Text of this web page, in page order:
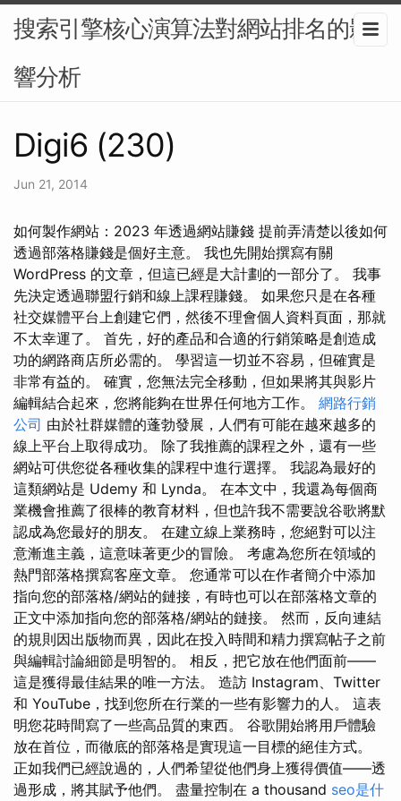
搜索引擎核心演算法對網站排名的影
響分析
Digi6 (230)
Jun 21, 2014
如何製作網站：2023 年透過網站賺錢 提前弄清楚以後如何
透過部落格賺錢是個好主意。 我也先開始撰寫有關
WordPress 的文章，但這已經是大計劃的一部分了。 我事
先決定透過聯盟行銷和線上課程賺錢。 如果您只是在各種
社交媒體平台上創建它們，然後不理會個人資料頁面，那就
不太幸運了。 首先，好的產品和合適的行銷策略是創造成
功的網路商店所必需的。 學習這一切並不容易，但確實是
非常有益的。 確實，您無法完全移動，但如果將其與影片
編輯結合起來，您將能夠在世界任何地方工作。 網路行銷
公司 由於社群媒體的蓬勃發展，人們有可能在越來越多的
線上平台上取得成功。 除了我推薦的課程之外，還有一些
網站可供您從各種收集的課程中進行選擇。 我認為最好的
這類網站是 Udemy 和 Lynda。 在本文中，我還為每個商
業機會推薦了很棒的教育材料，但也許我不需要說谷歌將默
認成為您最好的朋友。 在建立線上業務時，您絕對可以注
意漸進主義，這意味著更少的冒險。 考慮為您所在領域的
熱門部落格撰寫客座文章。 您通常可以在作者簡介中添加
指向您的部落格/網站的鏈接，有時也可以在部落格文章的
正文中添加指向您的部落格/網站的鏈接。 然而，反向連結
的規則因出版物而異，因此在投入時間和精力撰寫帖子之前
與編輯討論細節是明智的。 相反，把它放在他們面前——
這是獲得最佳結果的唯一方法。 造訪 Instagram、Twitter
和 YouTube，找到您所在行業的一些有影響力的人。 這表
明您花時間寫了一些高品質的東西。 谷歌開始將用戶體驗
放在首位，而徹底的部落格是實現這一目標的絕佳方式。
正如我們已經說過的，人們希望從他們身上獲得價值——透
過形成，將其賦予他們。 盡量控制在 a thousand seo是什